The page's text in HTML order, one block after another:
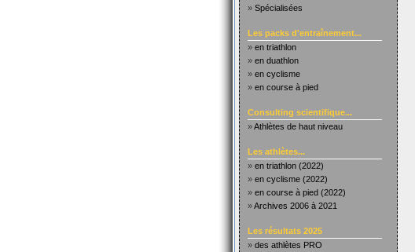
» Spécialisées
Les packs d'entraînement...
» en triathlon
» en duathlon
» en cyclisme
» en course à pied
Consulting scientifique...
»Athlètes de haut niveau
Les athlètes...
» en triathlon (2022)
» en cyclisme (2022)
» en course à pied (2022)
»Archives 2006 à 2021
Les résultats 2025
» des athlètes PRO